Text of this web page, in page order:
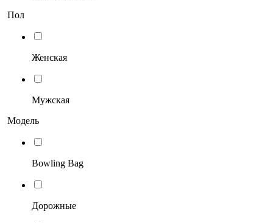
Пол
Женская
Мужская
Модель
Bowling Bag
Дорожные